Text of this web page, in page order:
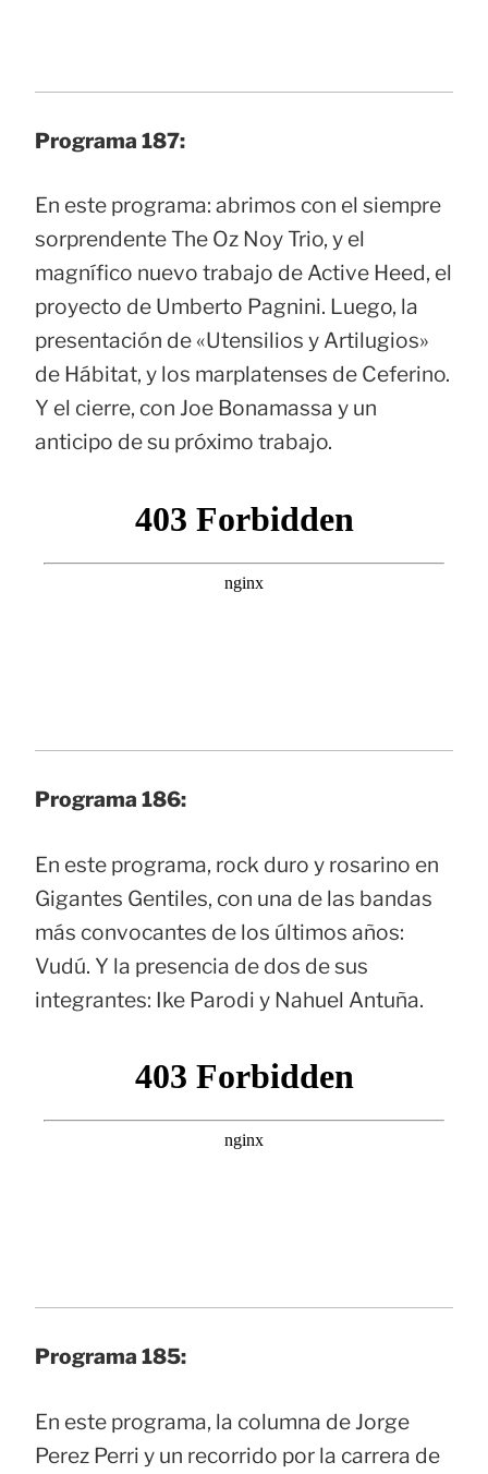
Programa 187:
En este programa: abrimos con el siempre
sorprendente The Oz Noy Trio, y el
magnífico nuevo trabajo de Active Heed, el
proyecto de Umberto Pagnini. Luego, la
presentación de «Utensilios y Artilugios»
de Hábitat, y los marplatenses de Ceferino.
Y el cierre, con Joe Bonamassa y un
anticipo de su próximo trabajo.
Programa 186:
En este programa, rock duro y rosarino en
Gigantes Gentiles, con una de las bandas
más convocantes de los últimos años:
Vudú. Y la presencia de dos de sus
integrantes: Ike Parodi y Nahuel Antuña.
Programa 185:
En este programa, la columna de Jorge
Perez Perri y un recorrido por la carrera de